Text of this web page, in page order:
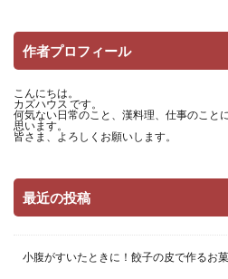
作者プロフィール
こんにちは。
カズハウス です。
何気ない日常のこと、漢料理、仕事のこと
思います。
皆さま、よろしくお願いします。
最近の投稿
小腹がすいたときに！餃子の皮で作るお